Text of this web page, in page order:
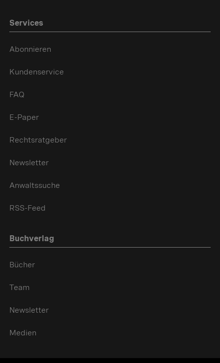
Services
Abonnieren
Kundenservice
FAQ
E-Paper
Rechtsratgeber
Newsletter
Anwaltssuche
RSS-Feed
Buchverlag
Bücher
Team
Newsletter
Medien